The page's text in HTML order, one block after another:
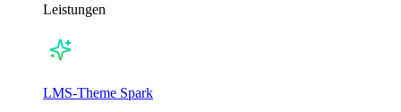
Leistungen
LMS-Theme Spark